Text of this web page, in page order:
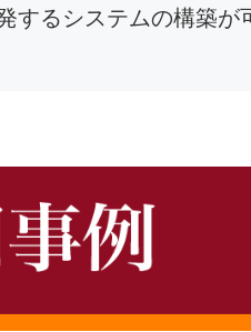
るシステムの構築